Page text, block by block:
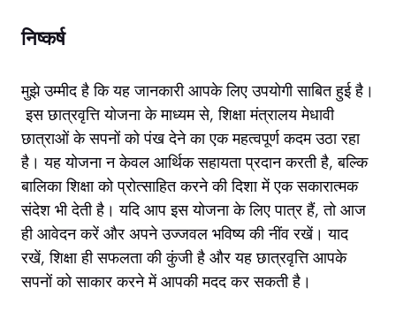
निष्कर्ष
मुझे उम्मीद है कि यह जानकारी आपके लिए उपयोगी साबित हुई है।
इस छात्रवृत्ति योजना के माध्यम से, शिक्षा मंत्रालय मेधावी
छात्राओं के सपनों को पंख देने का एक महत्वपूर्ण कदम उठा रहा
है। यह योजना न केवल आर्थिक सहायता प्रदान करती है, बल्कि
बालिका शिक्षा को प्रोत्साहित करने की दिशा में एक सकारात्मक
संदेश भी देती है। यदि आप इस योजना के लिए पात्र हैं, तो आज
ही आवेदन करें और अपने उज्जवल भविष्य की नींव रखें। याद
रखें, शिक्षा ही सफलता की कुंजी है और यह छात्रवृत्ति आपके
सपनों को साकार करने में आपकी मदद कर सकती है।